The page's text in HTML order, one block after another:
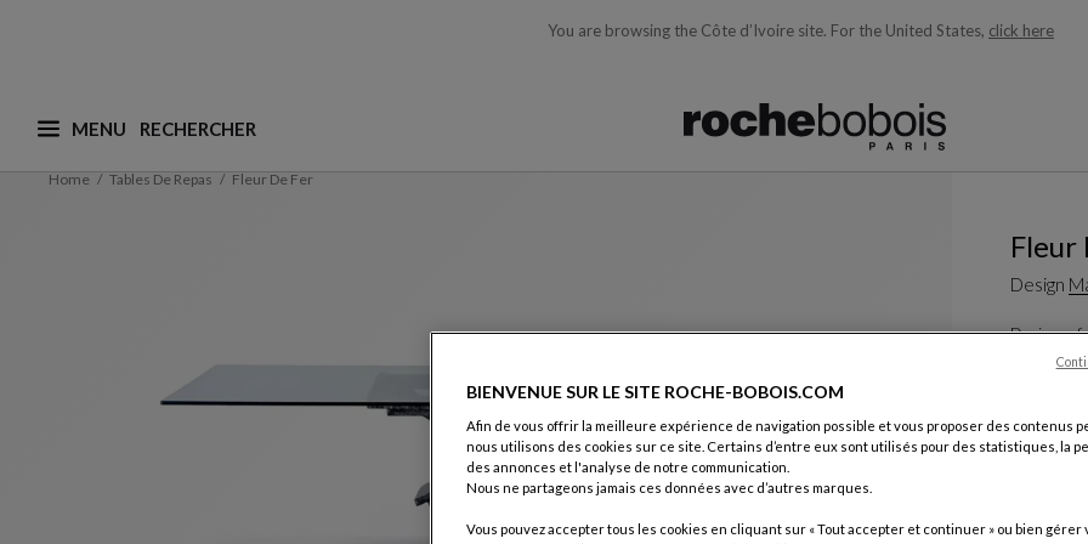
You are browsing the Côte d’Ivoire site. For the United States, click here
MENU
Que recherchez-vous ? (nous adaptons les suggestions en fonction de ce que vous recherchez)
Home Tables De Repas Fleur De Fer
Fleur
Design
Designer
meubles
un
Voir plus
Table De
BIENVENUE SUR LE SITE ROCHE-BOBOIS.COM
Afin de vous offrir la meilleure expérience de navigation possible et vous proposer des contenus
nous utilisons des cookies sur ce site. Certains d’entre eux sont utilisés pour des statistiques, la
des annonces et l'analyse de notre communication.
Nous ne partageons jamais ces données avec d’autres marques.
Vous pouvez accepter tous les cookies en cliquant sur « Tout accepter et continuer » ou bien gérer